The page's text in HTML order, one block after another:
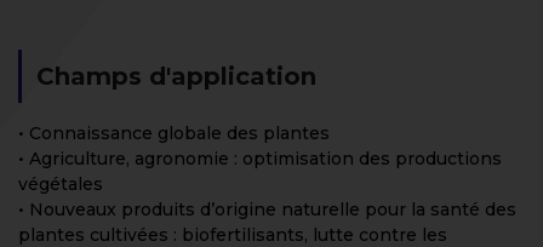
Champs d'application
• Connaissance globale des plantes
• Agriculture, agronomie : optimisation des productions
végétales
• Nouveaux produits d’origine naturelle pour la santé des
plantes cultivées : biofertilisants, lutte contre les